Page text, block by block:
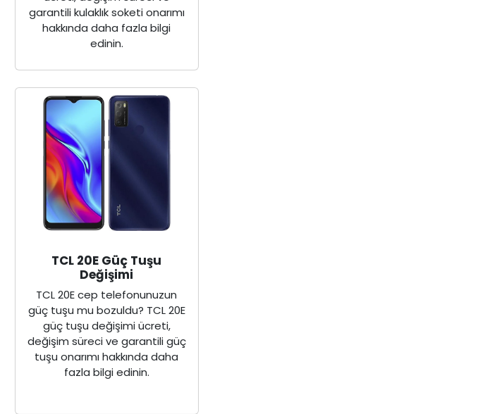
garantili kulaklık soketi onarımı
hakkında daha fazla bilgi
edinin.
TCL 20E Güç Tuşu
Değişimi
TCL 20E cep telefonunuzun
güç tuşu mu bozuldu? TCL 20E
güç tuşu değişimi ücreti,
değişim süreci ve garantili güç
tuşu onarımı hakkında daha
fazla bilgi edinin.